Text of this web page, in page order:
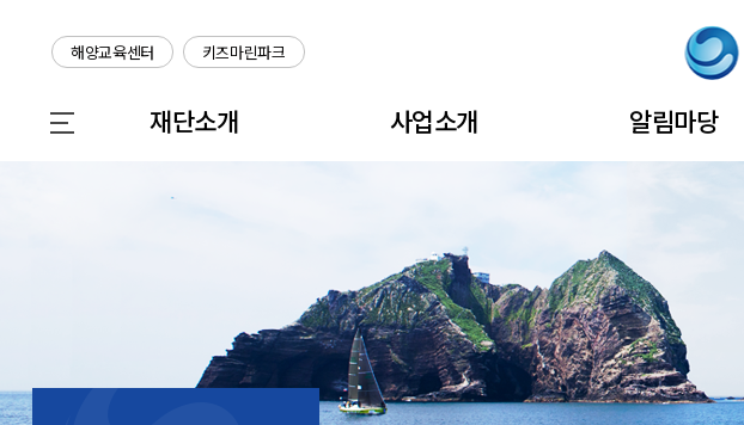
해양교육센터 키즈마린파크
재단소개 사업소개 알림마당